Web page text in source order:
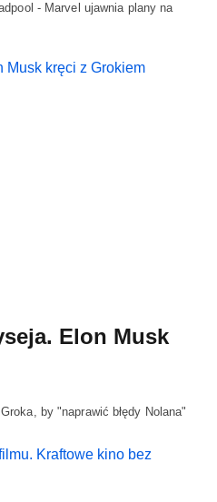
- Marvel ujawnia plany na
Elon Musk
by "naprawić błędy Nolana"